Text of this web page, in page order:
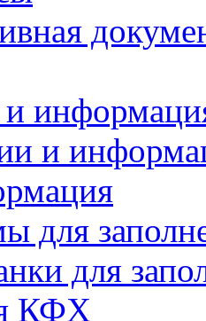
и
и
для
для
КФХ